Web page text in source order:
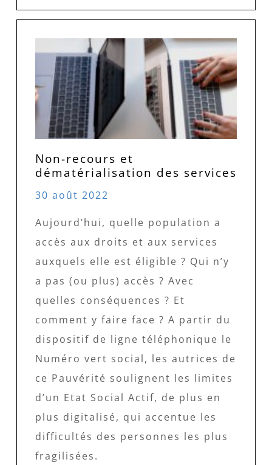
Non-recours et
dématérialisation des services
30 août 2022
Aujourd’hui, quelle population a
accès aux droits et aux services
auxquels elle est éligible ? Qui n’y
a pas (ou plus) accès ? Avec
quelles conséquences ? Et
comment y faire face ? A partir du
dispositif de ligne téléphonique le
Numéro vert social, les autrices de
ce Pauvérité soulignent les limites
d’un Etat Social Actif, de plus en
plus digitalisé, qui accentue les
difficultés des personnes les plus
fragilisées.